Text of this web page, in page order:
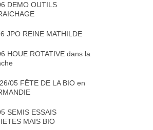
DEMO OUTILS
JPO REINE MATHILDE
HOUE ROTATIVE dans la
05 FÊTE DE LA BIO en
SEMIS ESSAIS
MAIS BIO